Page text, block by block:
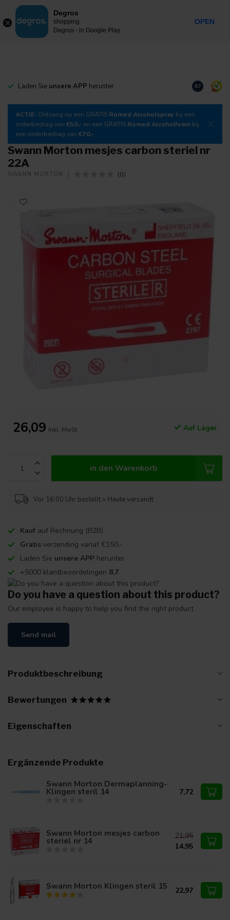
MENU
Laden Sie unsere APP herunter +5000
8.7
ACTIE: Ontvang nu een GRATIS Romed Alcoholspray bij een
orderbedrag van €50,- en een GRATIS Romed Alcoholfoam bij
een orderbedrag van €70,-
Swann Morton mesjes carbon steriel nr
22A
SWANN MORTON (0)
26,09 Inkl. MwSt. Auf Lager
in den Warenkorb
Vor 16:00 Uhr bestellt = Heute versandt
Kauf auf Rechnung (B2B)
Gratis verzending vanaf €150,-
Laden Sie unsere APP herunter
+5000 klantbeoordelingen 8,7
Do you have a question about this product?
Our employee is happy to help you find the right product
Send mail
Produktbeschreibung
Bewertungen
Eigenschaften
Ergänzende Produkte
Swann Morton Dermaplanning-
Klingen steril 14 7,72
Swann Morton mesjes carbon
steriel nr 14
21,95
14,95
Swann Morton Klingen steril 15 22,97
Degros
shopping
Degros - in Google Play
OPEN